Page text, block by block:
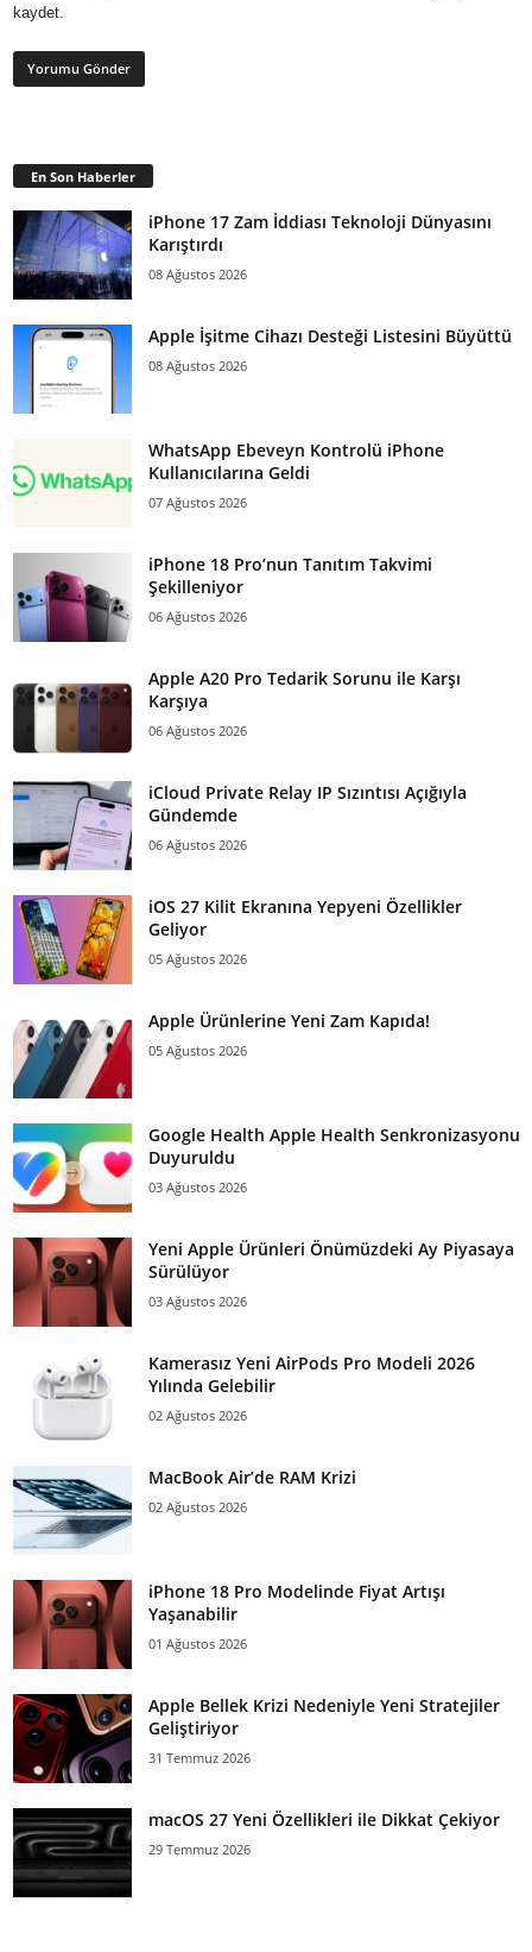
kaydet.
En Son Haberler
iPhone 17 Zam İddiası Teknoloji Dünyasını
Karıştırdı
08 Ağustos 2026
Apple İşitme Cihazı Desteği Listesini Büyüttü
08 Ağustos 2026
WhatsApp Ebeveyn Kontrolü iPhone
Kullanıcılarına Geldi
07 Ağustos 2026
iPhone 18 Pro’nun Tanıtım Takvimi
Şekilleniyor
06 Ağustos 2026
Apple A20 Pro Tedarik Sorunu ile Karşı
Karşıya
06 Ağustos 2026
iCloud Private Relay IP Sızıntısı Açığıyla
Gündemde
06 Ağustos 2026
iOS 27 Kilit Ekranına Yepyeni Özellikler
Geliyor
05 Ağustos 2026
Apple Ürünlerine Yeni Zam Kapıda!
05 Ağustos 2026
Google Health Apple Health Senkronizasyonu
Duyuruldu
03 Ağustos 2026
Yeni Apple Ürünleri Önümüzdeki Ay Piyasaya
Sürülüyor
03 Ağustos 2026
Kamerasız Yeni AirPods Pro Modeli 2026
Yılında Gelebilir
02 Ağustos 2026
MacBook Air’de RAM Krizi
02 Ağustos 2026
iPhone 18 Pro Modelinde Fiyat Artışı
Yaşanabilir
01 Ağustos 2026
Apple Bellek Krizi Nedeniyle Yeni Stratejiler
Geliştiriyor
31 Temmuz 2026
macOS 27 Yeni Özellikleri ile Dikkat Çekiyor
29 Temmuz 2026